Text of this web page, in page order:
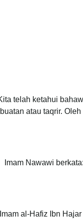
telah ketahui
atau taqrir.
Imam Nawawi berkata:
Imam al-Hafiz Ibn